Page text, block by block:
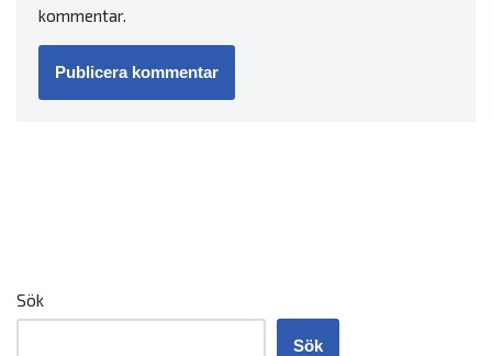
kommentar.
Sök
Sök